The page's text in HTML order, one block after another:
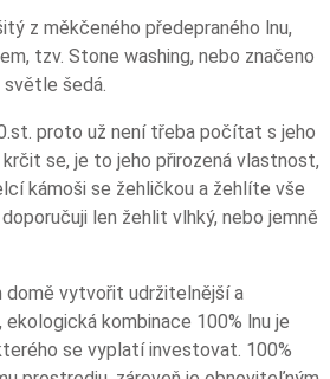
z měkčeného předepraného lnu,
tzv. Stone washing, nebo značeno
světle šedá.
proto už není třeba počítat s jeho
se, je to jeho přirozená vlastnost,
kámoši se žehličkou a žehlíte vše
len žehlit vlhký, nebo jemně
vytvořit udržitelnější a
kombinace 100% lnu je
se vyplatí investovat. 100%